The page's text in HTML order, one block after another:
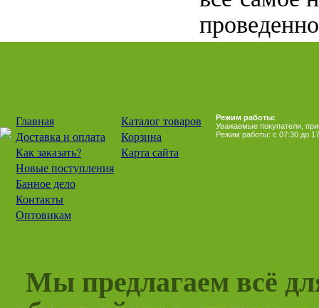
Главная
Доставка и оплата
Как заказать?
Новые поступления
Банное дело
Контакты
Оптовикам
Каталог товаров
Корзина
Карта сайта
Режим работы:
Уважаемые покупатели,
Режим работы: с 07:30 до
Мы предлагаем всё